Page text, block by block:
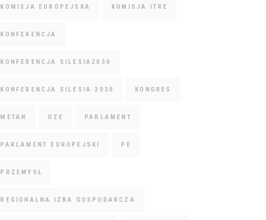
KOMISJA EUROPEJSKA KOMISJA ITRE
KONFERENCJA
KONFERENCJA SILESIA2030
KONFERENCJA SILESIA 2030 KONGRES
METAN OZE PARLAMENT
PARLAMENT EUROPEJSKI PE
PRZEMYSŁ
REGIONALNA IZBA GOSPODARCZA